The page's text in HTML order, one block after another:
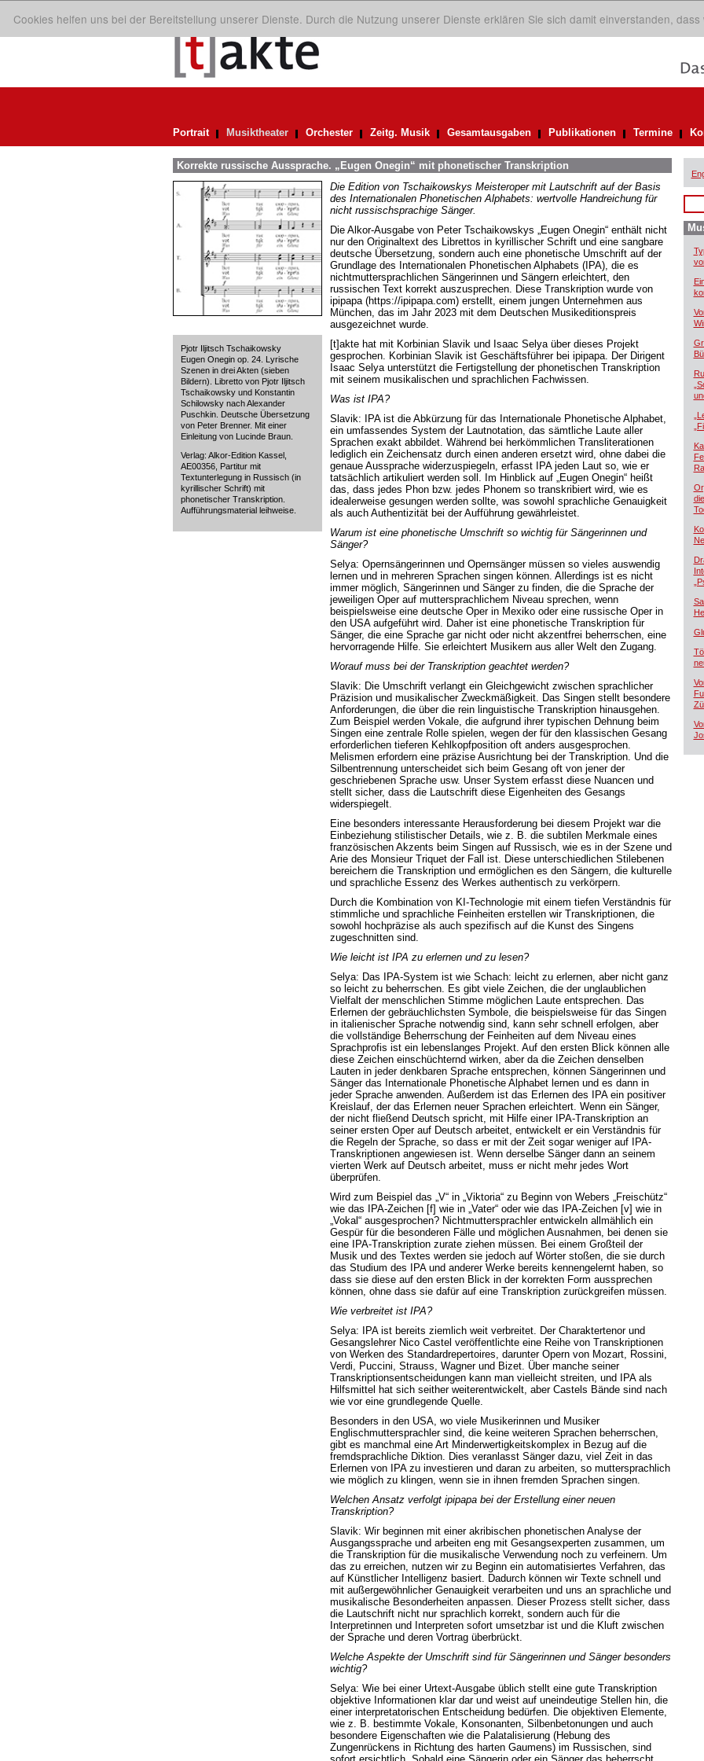
Cookies helfen uns bei der Bereitstellung unserer Dienste. Durch die Nutzung unserer Dienste erklären Sie sich damit einverstanden, dass
Portrait Musiktheater Orchester Zeitg. Musik Gesamtausgaben Publikationen Termine
Korrekte russische Aussprache. „Eugen Onegin“ mit phonetischer Transkription
Pjotr Iljitsch Tschaikowsky
Eugen Onegin op. 24. Lyrische
Szenen in drei Akten (sieben
Bildern). Libretto von Pjotr Iljitsch
Tschaikowsky und Konstantin
Schilowsky nach Alexander
Puschkin. Deutsche Übersetzung
von Peter Brenner. Mit einer
Einleitung von Lucinde Braun.
Verlag: Alkor-Edition Kassel,
AE00356, Partitur mit
Textunterlegung in Russisch (in
kyrillischer Schrift) mit
phonetischer Transkription.
Aufführungsmaterial leihweise.
Die Edition von Tschaikowskys Meisteroper mit Lautschrift auf der Basis
des Internationalen Phonetischen Alphabets: wertvolle Handreichung für
nicht russischsprachige Sänger.
Die Alkor-Ausgabe von Peter Tschaikowskys „Eugen Onegin“ enthält nicht
nur den Originaltext des Librettos in kyrillischer Schrift und eine sangbare
deutsche Übersetzung, sondern auch eine phonetische Umschrift auf der
Grundlage des Internationalen Phonetischen Alphabets (IPA), die es
nichtmuttersprachlichen Sängerinnen und Sängern erleichtert, den
russischen Text korrekt auszusprechen. Diese Transkription wurde von
ipipapa (https://ipipapa.com) erstellt, einem jungen Unternehmen aus
München, das im Jahr 2023 mit dem Deutschen Musikeditionspreis
ausgezeichnet wurde.
[t]akte hat mit Korbinian Slavik und Isaac Selya über dieses Projekt
gesprochen. Korbinian Slavik ist Geschäftsführer bei ipipapa. Der Dirigent
Isaac Selya unterstützt die Fertigstellung der phonetischen Transkription
mit seinem musikalischen und sprachlichen Fachwissen.
Was ist IPA?
Slavik: IPA ist die Abkürzung für das Internationale Phonetische Alphabet,
ein umfassendes System der Lautnotation, das sämtliche Laute aller
Sprachen exakt abbildet. Während bei herkömmlichen Transliterationen
lediglich ein Zeichensatz durch einen anderen ersetzt wird, ohne dabei die
genaue Aussprache widerzuspiegeln, erfasst IPA jeden Laut so, wie er
tatsächlich artikuliert werden soll. Im Hinblick auf „Eugen Onegin“ heißt
das, dass jedes Phon bzw. jedes Phonem so transkribiert wird, wie es
idealerweise gesungen werden sollte, was sowohl sprachliche Genauigkeit
als auch Authentizität bei der Aufführung gewährleistet.
Warum ist eine phonetische Umschrift so wichtig für Sängerinnen und
Sänger?
Selya: Opernsängerinnen und Opernsänger müssen so vieles auswendig
lernen und in mehreren Sprachen singen können. Allerdings ist es nicht
immer möglich, Sängerinnen und Sänger zu finden, die die Sprache der
jeweiligen Oper auf muttersprachlichem Niveau sprechen, wenn
beispielsweise eine deutsche Oper in Mexiko oder eine russische Oper in
den USA aufgeführt wird. Daher ist eine phonetische Transkription für
Sänger, die eine Sprache gar nicht oder nicht akzentfrei beherrschen, eine
hervorragende Hilfe. Sie erleichtert Musikern aus aller Welt den Zugang.
Worauf muss bei der Transkription geachtet werden?
Slavik: Die Umschrift verlangt ein Gleichgewicht zwischen sprachlicher
Präzision und musikalischer Zweckmäßigkeit. Das Singen stellt besondere
Anforderungen, die über die rein linguistische Transkription hinausgehen.
Zum Beispiel werden Vokale, die aufgrund ihrer typischen Dehnung beim
Singen eine zentrale Rolle spielen, wegen der für den klassischen Gesang
erforderlichen tieferen Kehlkopfposition oft anders ausgesprochen.
Melismen erfordern eine präzise Ausrichtung bei der Transkription. Und die
Silbentrennung unterscheidet sich beim Gesang oft von jener der
geschriebenen Sprache usw. Unser System erfasst diese Nuancen und
stellt sicher, dass die Lautschrift diese Eigenheiten des Gesangs
widerspiegelt.
Eine besonders interessante Herausforderung bei diesem Projekt war die
Einbeziehung stilistischer Details, wie z. B. die subtilen Merkmale eines
französischen Akzents beim Singen auf Russisch, wie es in der Szene und
Arie des Monsieur Triquet der Fall ist. Diese unterschiedlichen Stilebenen
bereichern die Transkription und ermöglichen es den Sängern, die kulturelle
und sprachliche Essenz des Werkes authentisch zu verkörpern.
Durch die Kombination von KI-Technologie mit einem tiefen Verständnis für
stimmliche und sprachliche Feinheiten erstellen wir Transkriptionen, die
sowohl hochpräzise als auch spezifisch auf die Kunst des Singens
zugeschnitten sind.
Wie leicht ist IPA zu erlernen und zu lesen?
Selya: Das IPA-System ist wie Schach: leicht zu erlernen, aber nicht ganz
so leicht zu beherrschen. Es gibt viele Zeichen, die der unglaublichen
Vielfalt der menschlichen Stimme möglichen Laute entsprechen. Das
Erlernen der gebräuchlichsten Symbole, die beispielsweise für das Singen
in italienischer Sprache notwendig sind, kann sehr schnell erfolgen, aber
die vollständige Beherrschung der Feinheiten auf dem Niveau eines
Sprachprofis ist ein lebenslanges Projekt. Auf den ersten Blick können alle
diese Zeichen einschüchternd wirken, aber da die Zeichen denselben
Lauten in jeder denkbaren Sprache entsprechen, können Sängerinnen und
Sänger das Internationale Phonetische Alphabet lernen und es dann in
jeder Sprache anwenden. Außerdem ist das Erlernen des IPA ein positiver
Kreislauf, der das Erlernen neuer Sprachen erleichtert. Wenn ein Sänger,
der nicht fließend Deutsch spricht, mit Hilfe einer IPA-Transkription an
seiner ersten Oper auf Deutsch arbeitet, entwickelt er ein Verständnis für
die Regeln der Sprache, so dass er mit der Zeit sogar weniger auf IPA-
Transkriptionen angewiesen ist. Wenn derselbe Sänger dann an seinem
vierten Werk auf Deutsch arbeitet, muss er nicht mehr jedes Wort
überprüfen.
Wird zum Beispiel das „V“ in „Viktoria“ zu Beginn von Webers „Freischütz“
wie das IPA-Zeichen [f] wie in „Vater“ oder wie das IPA-Zeichen [v] wie in
„Vokal“ ausgesprochen? Nichtmuttersprachler entwickeln allmählich ein
Gespür für die besonderen Fälle und möglichen Ausnahmen, bei denen sie
eine IPA-Transkription zurate ziehen müssen. Bei einem Großteil der
Musik und des Textes werden sie jedoch auf Wörter stoßen, die sie durch
das Studium des IPA und anderer Werke bereits kennengelernt haben, so
dass sie diese auf den ersten Blick in der korrekten Form aussprechen
können, ohne dass sie dafür auf eine Transkription zurückgreifen müssen.
Wie verbreitet ist IPA?
Selya: IPA ist bereits ziemlich weit verbreitet. Der Charaktertenor und
Gesangslehrer Nico Castel veröffentlichte eine Reihe von Transkriptionen
von Werken des Standardrepertoires, darunter Opern von Mozart, Rossini,
Verdi, Puccini, Strauss, Wagner und Bizet. Über manche seiner
Transkriptionsentscheidungen kann man vielleicht streiten, und IPA als
Hilfsmittel hat sich seither weiterentwickelt, aber Castels Bände sind nach
wie vor eine grundlegende Quelle.
Besonders in den USA, wo viele Musikerinnen und Musiker
Englischmuttersprachler sind, die keine weiteren Sprachen beherrschen,
gibt es manchmal eine Art Minderwertigkeitskomplex in Bezug auf die
fremdsprachliche Diktion. Dies veranlasst Sänger dazu, viel Zeit in das
Erlernen von IPA zu investieren und daran zu arbeiten, so muttersprachlich
wie möglich zu klingen, wenn sie in ihnen fremden Sprachen singen.
Welchen Ansatz verfolgt ipipapa bei der Erstellung einer neuen
Transkription?
Slavik: Wir beginnen mit einer akribischen phonetischen Analyse der
Ausgangssprache und arbeiten eng mit Gesangsexperten zusammen, um
die Transkription für die musikalische Verwendung noch zu verfeinern. Um
das zu erreichen, nutzen wir zu Beginn ein automatisiertes Verfahren, das
auf Künstlicher Intelligenz basiert. Dadurch können wir Texte schnell und
mit außergewöhnlicher Genauigkeit verarbeiten und uns an sprachliche und
musikalische Besonderheiten anpassen. Dieser Prozess stellt sicher, dass
die Lautschrift nicht nur sprachlich korrekt, sondern auch für die
Interpretinnen und Interpreten sofort umsetzbar ist und die Kluft zwischen
der Sprache und deren Vortrag überbrückt.
Welche Aspekte der Umschrift sind für Sängerinnen und Sänger besonders
wichtig?
Selya: Wie bei einer Urtext-Ausgabe üblich stellt eine gute Transkription
objektive Informationen klar dar und weist auf uneindeutige Stellen hin, die
einer interpretatorischen Entscheidung bedürfen. Die objektiven Elemente,
wie z. B. bestimmte Vokale, Konsonanten, Silbenbetonungen und auch
besondere Eigenschaften wie die Palatalisierung (Hebung des
Zungenrückens in Richtung des harten Gaumens) im Russischen, sind